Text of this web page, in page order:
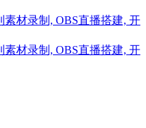
材录制, OBS直播搭建, 开
材录制, OBS直播搭建, 开